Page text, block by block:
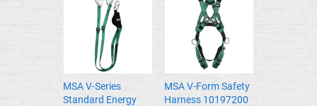
MSA V-Series
Standard Energy
MSA V-Form Safety
Harness 10197200